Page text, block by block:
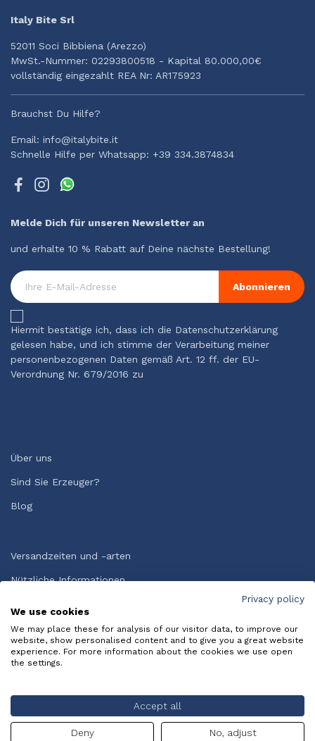
Italy Bite Srl
52011 Soci Bibbiena (Arezzo)
MwSt.-Nummer: 02293800518 - Kapital 80.000,00€
vollständig eingezahlt REA Nr: AR175923
Brauchst Du Hilfe?
Email: info@italybite.it
Schnelle Hilfe per Whatsapp: +39 334.3874834
Melde Dich für unseren Newsletter an
und erhalte 10 % Rabatt auf Deine nächste Bestellung!
Abonnieren
Hiermit bestätige ich, dass ich die Datenschutzerklärung
gelesen habe, und ich stimme der Verarbeitung meiner
personenbezogenen Daten gemäß Art. 12 ff. der EU-
Verordnung Nr. 679/2016 zu
Über uns
Sind Sie Erzeuger?
Blog
Versandzeiten und -arten
Nützliche Informationen
HÄUFIG GESTELLTE FRAGEN
Copyright © Italy Bite Srl. Creato da
Privacy policy
We use cookies
We may place these for analysis of our visitor data, to improve our
website, show personalised content and to give you a great website
experience. For more information about the cookies we use open
the settings.
Accept all
Deny No, adjust